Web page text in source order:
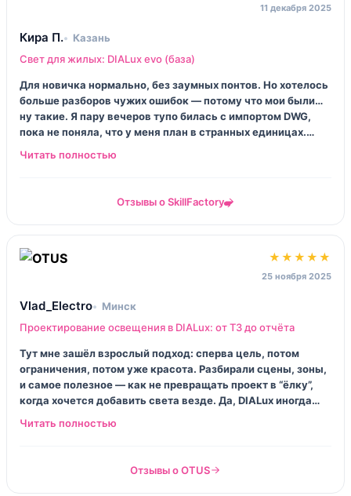
11 декабря 2025
Кира П.
Казань
Свет для жилых: DIALux evo (база)
Для новичка нормально, без заумных понтов. Но хотелось
больше разборов чужих ошибок — потому что мои были…
ну такие. Я пару вечеров тупо билась с импортом DWG,
пока не поняла, что у меня план в странных единицах.
Домашки проверяли, но обратная связь короткая. Типа
Отзывы о SkillFactory
★★★★★
25 ноября 2025
Vlad_Electro
Минск
Проектирование освещения в DIALux: от ТЗ до отчёта
Тут мне зашёл взрослый подход: сперва цель, потом
ограничения, потом уже красота. Разбирали сцены, зоны,
и самое полезное — как не превращать проект в “ёлку”,
когда хочется добавить света везде. Да, DIALux иногда
капризный. Но курс учит обходить это спокойно, без
Отзывы о OTUS